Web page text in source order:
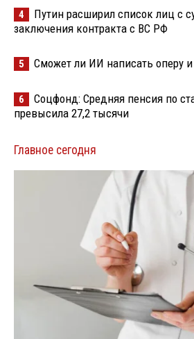
4
Путин расширил список лиц с
заключения контракта с ВС РФ
5 Сможет ли ИИ написать оперу
6
Соцфонд: Средняя пенсия по
превысила 27,2 тысячи
Главное сегодня